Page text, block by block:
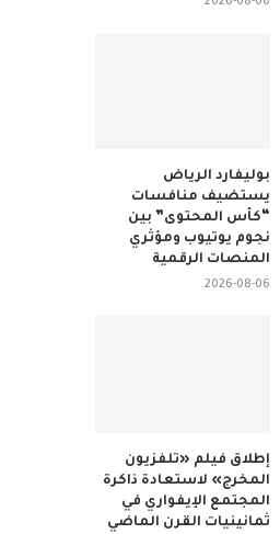
بوليفارد الرياض
يستضيف منافسات
“كأس المحتوى” بين
نجوم يوتيوب ومؤثري
المنصات الرقمية
2026-08-06
إطلاق فيلم «تلفزيون
المخرج» لاستعادة ذاكرة
المجتمع الإيفواري في
ثمانينيات القرن الماضي